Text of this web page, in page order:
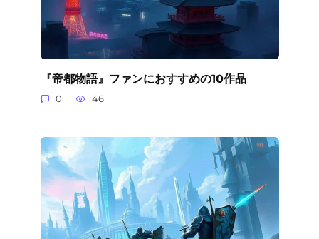
『帝都物語』ファンにおすすめの10作品
0 46